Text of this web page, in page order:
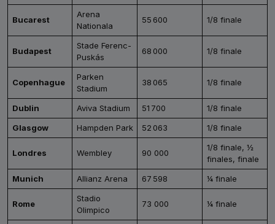
Bucarest
Arena
Nationala
55 600 1/8 finale
Budapest
Stade Ferenc-
Puskás
68 000 1/8 finale
Copenhague
Parken
Stadium
38 065 1/8 finale
Dublin Aviva Stadium 51 700
1/8 finale
Glasgow
Hampden Park 52 063 1/8 finale
Londres Wembley 90 000
1/8 finale, ½
finales, finale
Munich
Allianz Arena 67 598 ¼ finale
Rome
Stadio
Olimpico
73 000 ¼ finale